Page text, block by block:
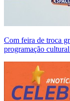
Com feira de troca
programação